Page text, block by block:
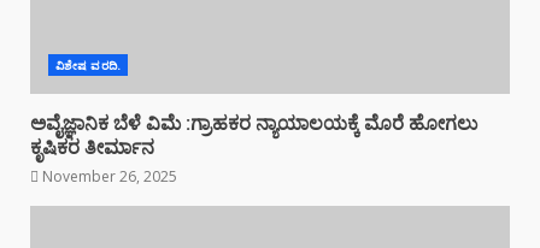
ವಿಶೇಷ ವರದಿ.
ಅವೈಜ್ಞಾನಿಕ ಬೆಳೆ ವಿಮೆ :ಗ್ರಾಹಕರ ನ್ಯಾಯಾಲಯಕ್ಕೆ ಮೊರೆ ಹೋಗಲು
ಕೃಷಿಕರ ತೀರ್ಮಾನ
November 26, 2025